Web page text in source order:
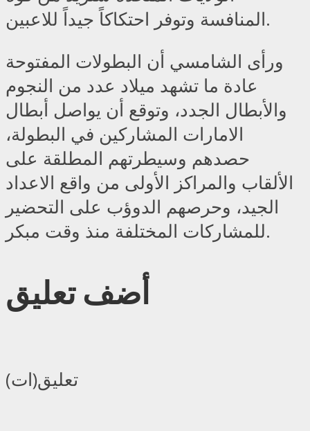
المنافسة وتوفر احتكاكاً جيداً للاعبين.
ورأى الشامسي أن البطولات المفتوحة
عادة ما تشهد ميلاد عدد من النجوم
والأبطال الجدد، وتوقع أن يواصل أبطال
الامارات المشاركين في البطولة،
حصدهم وسيطرتهم المطلقة على
الألقاب والمراكز الأولى من واقع الاعداد
الجيد، وحرصهم الدوؤب على التحضير
للمشاركات المختلفة منذ وقت مبكر.
أضف تعليق
تعليق(ات)